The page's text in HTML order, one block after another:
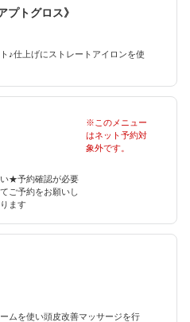
プトグロス》
♪仕上げにストレートアイロンを使
★予約確認が必要
ご予約をお願いし
ます
※このメニュー
はネット予約対
象外です。
ムを使い頭皮改善マッサージを行